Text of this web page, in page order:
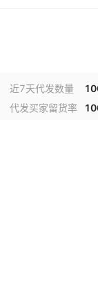
近7天代发数量
代发买家留货率